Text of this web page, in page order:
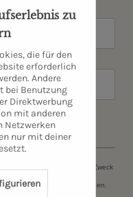
werden ausschließlich zum Zweck
jederzeit kostenfrei abmelden.
zu
die für den
erforderlich
Andere
bei Benutzung
Direktwerbung
mit anderen
Netzwerken
nur mit deiner